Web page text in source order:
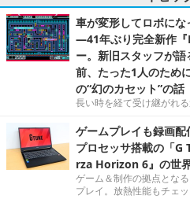
車が変形してロボに
―41年ぶり完全新作『
ー。新旧スタッフが
前、たった1人のため
の“幻のカセット”の話
長い時を経て受け継がれ
ゲームプレイも録画
プロセッサ搭載の「G
rza Horizon 6』の世
ゲーム＆制作の拠点とな
プレイ。放熱性能もチェ